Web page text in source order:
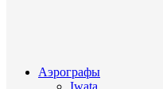
Аэрографы
Iwata